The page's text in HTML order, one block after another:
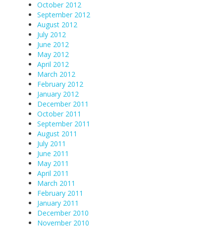
October 2012
September 2012
August 2012
July 2012
June 2012
May 2012
April 2012
March 2012
February 2012
January 2012
December 2011
October 2011
September 2011
August 2011
July 2011
June 2011
May 2011
April 2011
March 2011
February 2011
January 2011
December 2010
November 2010